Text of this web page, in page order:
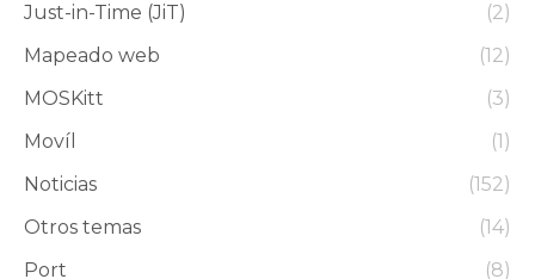
Just-in-Time (JiT)
(2)
Mapeado web
(12)
MOSKitt
(3)
Movíl
(1)
Noticias
(152)
Otros temas
(14)
Port
(8)